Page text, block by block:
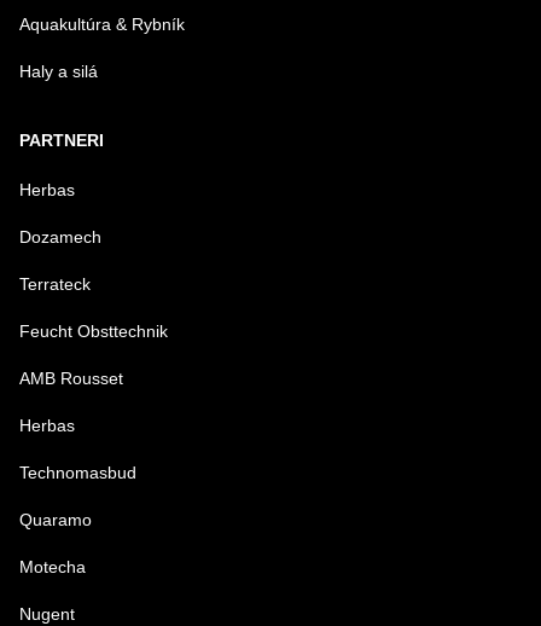
Aquakultúra & Rybník
Haly a silá
PARTNERI
Herbas
Dozamech
Terrateck
Feucht Obsttechnik
AMB Rousset
Herbas
Technomasbud
Quaramo
Motecha
Nugent